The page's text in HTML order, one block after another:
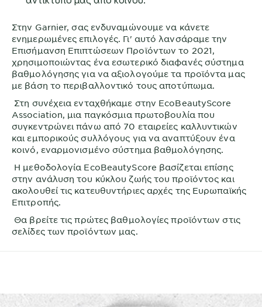
Στην Garnier, σας ενδυναμώνουμε να κάνετε
ενημερωμένες επιλογές. Γι' αυτό λανσάραμε την
Επισήμανση Επιπτώσεων Προϊόντων το 2021,
χρησιμοποιώντας ένα εσωτερικό διαφανές σύστημα
βαθμολόγησης για να αξιολογούμε τα προϊόντα μας
με βάση το περιβαλλοντικό τους αποτύπωμα.
Στη συνέχεια ενταχθήκαμε στην EcoBeautyScore
Association, μια παγκόσμια πρωτοβουλία που
συγκεντρώνει πάνω από 70 εταιρείες καλλυντικών
και εμπορικούς συλλόγους για να αναπτύξουν ένα
κοινό, εναρμονισμένο σύστημα βαθμολόγησης.
Η μεθοδολογία EcoBeautyScore βασίζεται επίσης
στην ανάλυση του κύκλου ζωής του προϊόντος και
ακολουθεί τις κατευθυντήριες αρχές της Ευρωπαϊκής
Επιτροπής.
Θα βρείτε τις πρώτες βαθμολογίες προϊόντων στις
σελίδες των προϊόντων μας.